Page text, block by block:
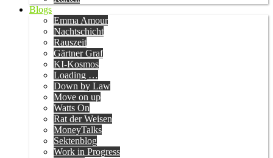
Blogs
Emma Amour
Nachtschicht
Rauszeit
Gärtner Graf
KI-Kosmos
Loading …
Down by Law
Move on up
Watts On
Rat der Weisen
MoneyTalks
Sektenblog
Work in Progress